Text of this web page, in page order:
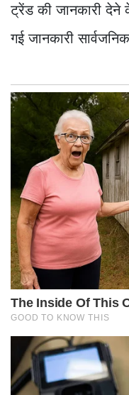
ट्रेंड की जानकारी देने
गई जानकारी